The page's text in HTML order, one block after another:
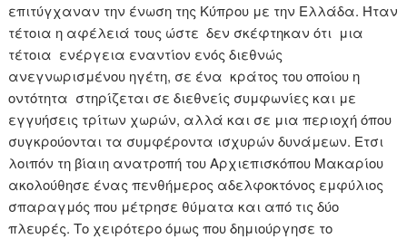
επιτύγχαναν την ένωση της Κύπρου με την Ελλάδα. Ήταν
τέτοια η αφέλειά τους ώστε δεν σκέφτηκαν ότι μια
τέτοια ενέργεια εναντίον ενός διεθνώς
ανεγνωρισμένου ηγέτη, σε ένα κράτος του οποίου η
οντότητα στηρίζεται σε διεθνείς συμφωνίες και με
εγγυήσεις τρίτων χωρών, αλλά και σε μια περιοχή όπου
συγκρούονται τα συμφέροντα ισχυρών δυνάμεων. Ετσι
λοιπόν τη βίαιη ανατροπή του Αρχιεπισκόπου Μακαρίου
ακολούθησε ένας πενθήμερος αδελφοκτόνος εμφύλιος
σπαραγμός που μέτρησε θύματα και από τις δύο
πλευρές. Το χειρότερο όμως που δημιούργησε το